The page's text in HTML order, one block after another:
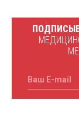
Ваш E-mail